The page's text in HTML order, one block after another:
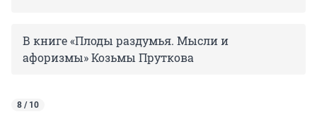
В книге «Плоды раздумья. Мысли и
афоризмы» Козьмы Пруткова
8 / 10